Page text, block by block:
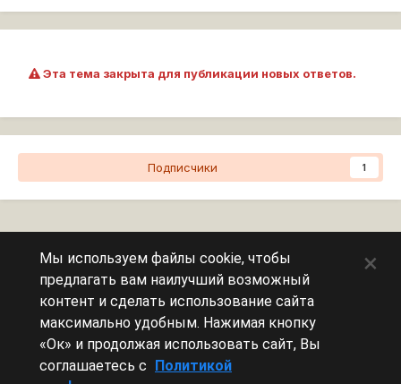
Эта тема закрыта для публикации новых ответов.
Подписчики 1
Сейчас на странице
Эту страницу никто не просматривает.
Мы используем файлы cookie, чтобы
предлагать вам наилучший возможный
контент и сделать использование сайта
максимально удобным. Нажимая кнопку
«Ок» и продолжая использовать сайт, Вы
соглашаетесь с Политикой
×